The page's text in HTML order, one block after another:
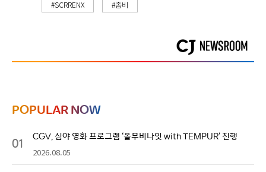
#SCRRENX #좀비
POPULAR NOW
01 CGV, 심야 영화 프로그램 ‘올무비나잇 with TEMPUR’ 진행
2026.08.05